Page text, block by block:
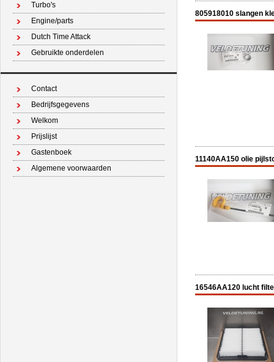
Turbo's
Engine/parts
Dutch Time Attack
Gebruikte onderdelen
Contact
Bedrijfsgegevens
Welkom
Prijslijst
Gastenboek
Algemene voorwaarden
805918010 slangen
11140AA150 olie
16546AA120 lucht